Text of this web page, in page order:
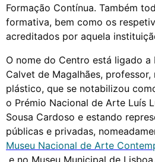
Formação Contínua. Também
formativa, bem como os
acreditados por aquela
O nome do Centro está ligado a
Calvet de Magalhães,
plástico, que se notabilizou
o Prémio Nacional de Arte Luís
Sousa Cardoso e estando
públicas e privadas,
Museu Nacional de Arte
e no Museu Municipal de